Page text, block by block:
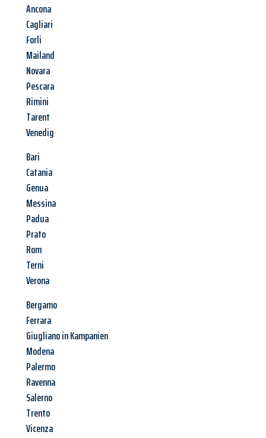
Ancona
Cagliari
Forli
Mailand
Novara
Pescara
Rimini
Tarent
Venedig
Bari
Catania
Genua
Messina
Padua
Prato
Rom
Terni
Verona
Bergamo
Ferrara
Giugliano in Kampanien
Modena
Palermo
Ravenna
Salerno
Trento
Vicenza